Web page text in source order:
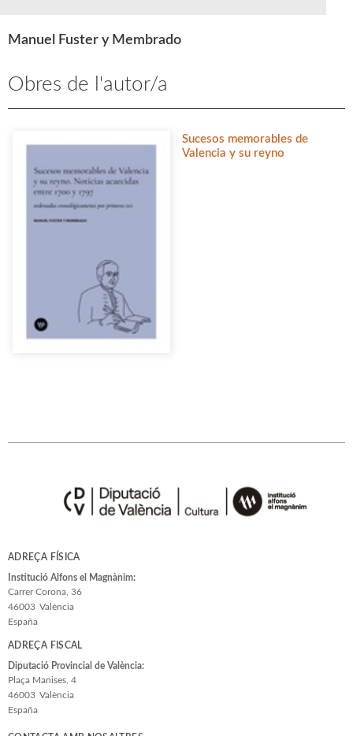
Manuel Fuster y Membrado
Obres de l'autor/a
Sucesos memorables de
Valencia y su reyno
ADREÇA FÍSICA
Institució Alfons el Magnànim:
Carrer Corona, 36
46003 València
España
ADREÇA FISCAL
Diputació Provincial de València:
Plaça Manises, 4
46003 València
España